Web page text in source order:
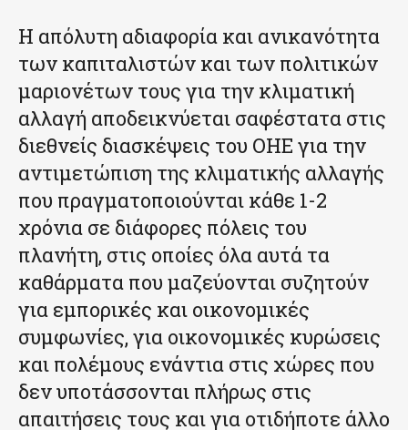
Η απόλυτη αδιαφορία και ανικανότητα
των καπιταλιστών και των πολιτικών
μαριονέτων τους για την κλιματική
αλλαγή αποδεικνύεται σαφέστατα στις
διεθνείς διασκέψεις του ΟΗΕ για την
αντιμετώπιση της κλιματικής αλλαγής
που πραγματοποιούνται κάθε 1-2
χρόνια σε διάφορες πόλεις του
πλανήτη, στις οποίες όλα αυτά τα
καθάρματα που μαζεύονται συζητούν
για εμπορικές και οικονομικές
συμφωνίες, για οικονομικές κυρώσεις
και πολέμους ενάντια στις χώρες που
δεν υποτάσσονται πλήρως στις
απαιτήσεις τους και για οτιδήποτε άλλο